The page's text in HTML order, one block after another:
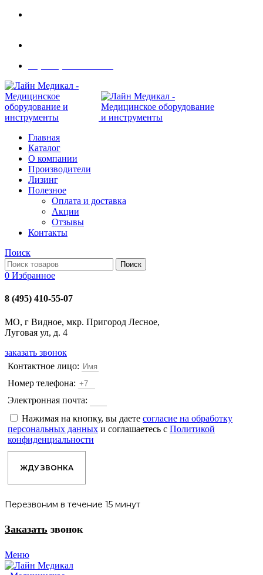
Главная
Каталог
О компании
Производители
Лизинг
Полезное
Оплата и доставка
Акции
Отзывы
Контакты
Поиск
Поиск
0 Избранное
8 (495) 410-55-07
МО, г Видное, мкр. Пригород Лесное,
Луговая ул, д. 4
заказать звонок
Контактное лицо:
Номер телефона:
Электронная почта:
Нажимая на кнопку, вы даете согласие на обработку
персональных данных и соглашаетесь с Политикой
конфиденциальности
ЖДУ ЗВОНКА
Перезвоним в течение 15 минут
Заказать звонок
Меню